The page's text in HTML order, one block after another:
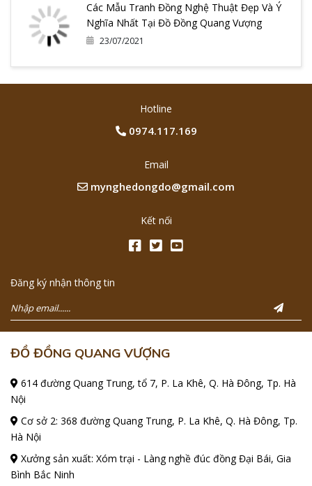
Các Mẫu Tranh Đồng Nghệ Thuật Đẹp Và Ý
Nghĩa Nhất Tại Đồ Đồng Quang Vượng
23/07/2021
Hotline
0974.117.169
Email
mynghedongdo@gmail.com
Kết nối
Đăng ký nhận thông tin
ĐỒ ĐỒNG QUANG VƯỢNG
614 đường Quang Trung, tổ 7, P. La Khê, Q. Hà Đông, Tp. Hà
Nội
Cơ sở 2: 368 đường Quang Trung, P. La Khê, Q. Hà Đông, Tp.
Hà Nội
Xưởng sản xuất: Xóm trại - Làng nghề đúc đồng Đại Bái, Gia
Bình Bắc Ninh